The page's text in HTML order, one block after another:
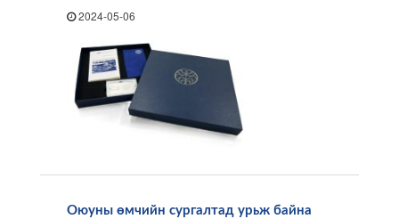
2024-05-06
Оюуны өмчийн сургалтад урьж байна